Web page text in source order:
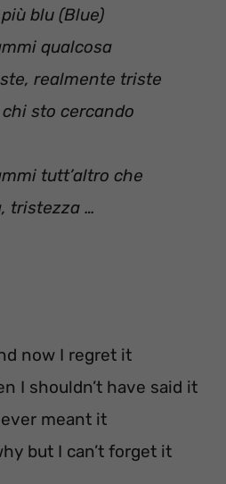
blu (Blue)
qualcosa
realmente triste
sto cercando
tutt’altro che
tristezza …
now I regret it
I shouldn’t have said it
meant it
but I can’t forget it